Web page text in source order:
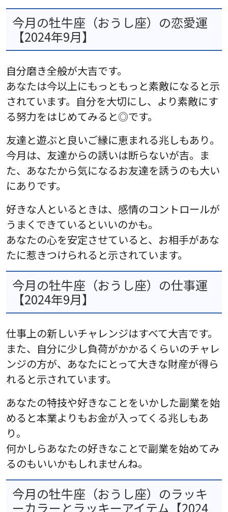
今月の牡牛座（おうし座）の恋愛運
【2024年9月】
自分磨き全般が大吉です。
あなたは今以上にもっともっと素敵になると示
されています。自分を大切にし、より素敵にす
る努力をはじめてみると◎です。
友達と遊ぶと良いご縁に恵まれる兆しもあり。
今月は、友達からの誘いは断らないが吉。ま
た、あなたから気になるお友達を誘うのも大い
にありです。
好きな人といるときは、感情のコントロールが
うまくできているといいのかも。
あなたの心を安定させていると、お相手があな
たに惹きつけられると示されています。
今月の牡牛座（おうし座）の仕事運
【2024年9月】
仕事上の新しいチャレンジはすべて大吉です。
また、自分に少し負荷がかかるくらいのチャレ
ンジの方が、あなたにとって大きな財産が得ら
れると示されています。
あなたの特技や好きなことをいかした副業を始
めると本業よりもお金が入ってくる兆しもあ
り。
何かしらあなたの好きなことで副業を始めてみ
るのもいいかもしれませんね。
今月の牡牛座（おうし座）のラッキ
ーカラーとラッキーアイテム【2024